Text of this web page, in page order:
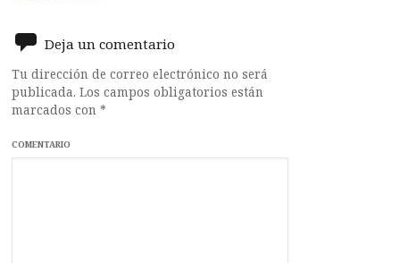
Deja un comentario
Tu dirección de correo electrónico no será
publicada. Los campos obligatorios están
marcados con *
COMENTARIO